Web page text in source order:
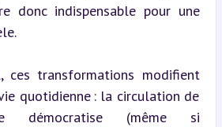
donc indispensable pour une
transformations modifient
quotidienne : la circulation de
démocratise (même si